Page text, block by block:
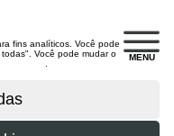
MENU
fins analíticos. Você pode
Você pode mudar o